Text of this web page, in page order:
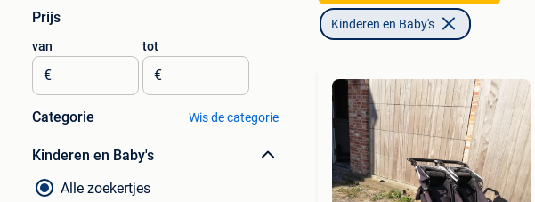
Prijs
van
€
tot
€
Categorie Wis de categorie
Kinderen en Baby's
Alle zoekertjes
Kinderen en Baby's